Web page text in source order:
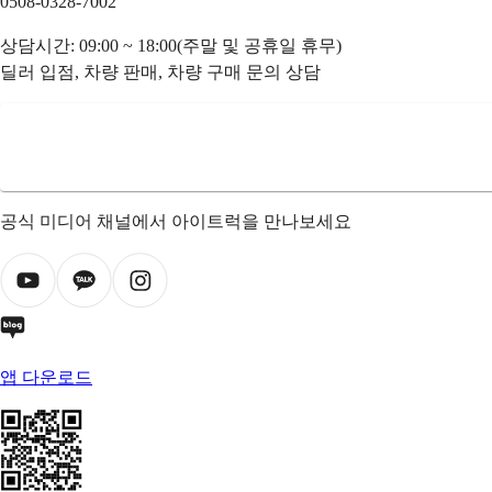
상담시간: 09:00 ~ 18:00(주말 및 공휴일 휴무)
딜러 입점, 차량 판매, 차량 구매 문의 상담
공식 미디어 채널에서 아이트럭을 만나보세요
앱 다운로드